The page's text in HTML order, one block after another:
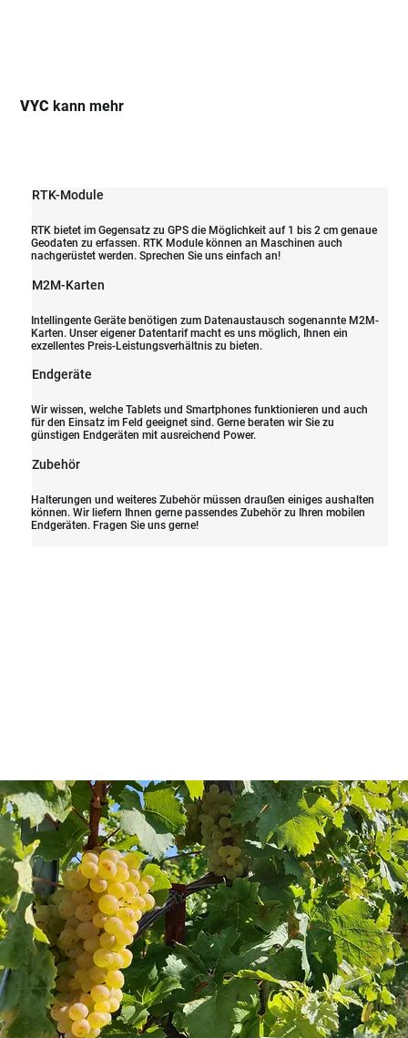
VYC kann mehr
RTK-Module
RTK bietet im Gegensatz zu GPS die Möglichkeit auf 1 bis 2 cm genaue
Geodaten zu erfassen. RTK Module können an Maschinen auch
nachgerüstet werden. Sprechen Sie uns einfach an!
M2M-Karten
Intellingente Geräte benötigen zum Datenaustausch sogenannte M2M-
Karten. Unser eigener Datentarif macht es uns möglich, Ihnen ein
exzellentes Preis-Leistungsverhältnis zu bieten.
Endgeräte
Wir wissen, welche Tablets und Smartphones funktionieren und auch
für den Einsatz im Feld geeignet sind. Gerne beraten wir Sie zu
günstigen Endgeräten mit ausreichend Power.
Zubehör
Halterungen und weiteres Zubehör müssen draußen einiges aushalten
können. Wir liefern Ihnen gerne passendes Zubehör zu Ihren mobilen
Endgeräten. Fragen Sie uns gerne!